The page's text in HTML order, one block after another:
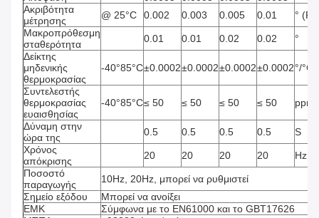
Ακριβότητα
μέτρησης
@ 25°C 0.002 0.003 0.005 0.01
°
Μακροπρόθεσμη
σταθερότητα
0.01 0.01 0.02 0.02
°
Δείκτης
μηδενικής
θερμοκρασίας
-40°85°C±0.0002±0.0002±0.0002±0.0002°/°C
Συντελεστής
θερμοκρασίας
ευαισθησίας
-40°85°C≤ 50 ≤ 50 ≤ 50 ≤ 50 ppm/
Δύναμη στην
ώρα της
0.5 0.5 0.5 0.5
S
Χρόνος
απόκρισης
20 20 20 20
Hz
Ποσοστό
παραγωγής
10Hz, 20Hz, μπορεί να ρυθμιστεί
Σημείο εξόδου
Μπορεί να ανοίξει
ΕΜΚ
Σύμφωνα με το EN61000 και το GBT17626